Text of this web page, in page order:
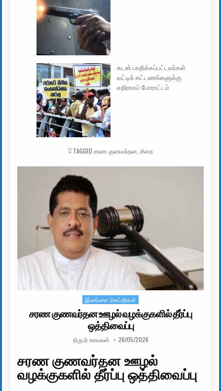
கடன் பாதிக்கப்பட்டவர்கள்
வட்டிக் கட்டணங்களுக்கு
எதிராகப் போராட்டம்
TAGGED சரண குணவர்தன சிறை
Posted in
இலங்கை செய்திகள்
சரண குணவர்தன ஊழல் வழக்குகளில் தீர்ப்பு
ஒத்திவைப்பு
AUTHOR:
நிருபர் காவலன் PUBLISHED DATE:
26/05/2026
சரண குணவர்தன ஊழல்
வழக்குகளில் தீர்ப்பு ஒத்திவைப்பு